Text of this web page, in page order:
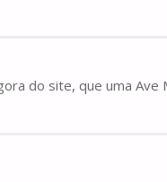
do site, que uma